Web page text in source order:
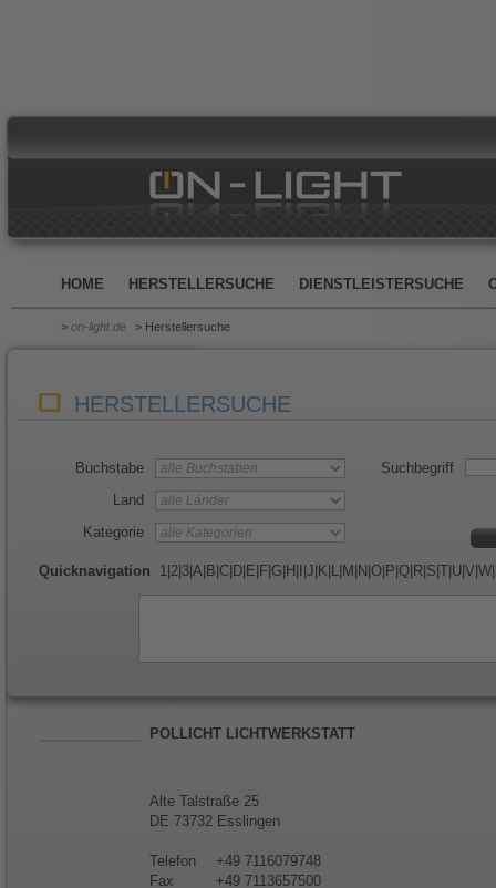
HOME HERSTELLERSUCHE DIENSTLEISTERSUCHE
> on-light.de > Herstellersuche
HERSTELLERSUCHE
Buchstabe
Land
Kategorie
Suchbegriff
Quicknavigation 1 2 3 A B C D E F G H J K L M N O P Q R S T U V W
POLLICHT LICHTWERKSTATT
Alte Talstraße 25
DE 73732 Esslingen
Telefon
+49 7116079748
Fax
+49 7113657500